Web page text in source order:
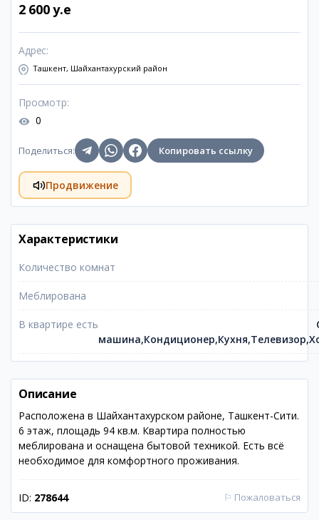
2 600 y.e
Адрес:
Ташкент, Шайхантахурский район
Просмотр:
0
Поделиться: Копировать ссылку
Продвижение
Характеристики
Количество комнат
Меблирована
В квартире есть
Описание
Расположена в Шайхантахурском районе, Ташкент-Сити.
6 этаж, площадь 94 кв.м. Квартира полностью
меблирована и оснащена бытовой техникой. Есть всё
необходимое для комфортного проживания.
ID: 278644 ⚐ Пожаловаться